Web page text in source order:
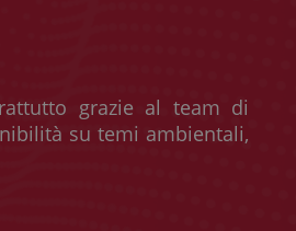
grazie al team di
su temi ambientali,